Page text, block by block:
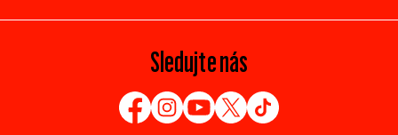
Sledujte nás